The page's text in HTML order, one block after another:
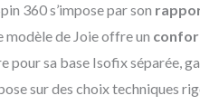
360 s’impose par son
modèle de Joie offre un
pour sa base Isofix séparée,
sur des choix techniques